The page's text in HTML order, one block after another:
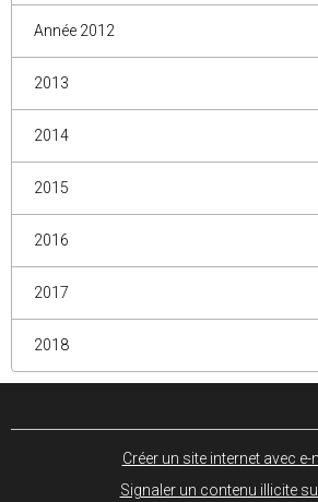
Année 2012
2013
2014
2015
2016
2017
2018
Créer un site internet avec
Signaler un contenu illicite